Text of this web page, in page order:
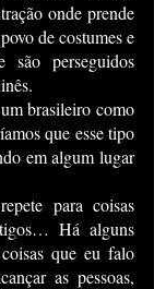
onde prende
de costumes e
são perseguidos
que esse tipo
em algum lugar
Há alguns
que eu falo
as pessoas,